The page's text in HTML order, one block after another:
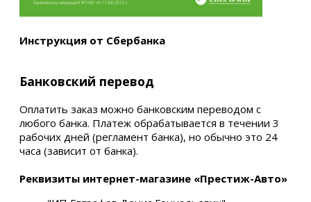
Инструкция от Сбербанка
Банковский перевод
Оплатить заказ можно банковским переводом с
любого банка. Платеж обрабатывается в течении 3
рабочих дней (регламент банка), но обычно это 24
часа (зависит от банка).
Реквизиты интернет-магазине «Престиж-Авто»